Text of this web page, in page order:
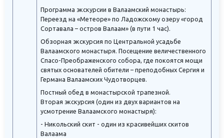
Программа экскурсии в Валаамский монастырь:
Переезд на «Метеоре» по Ладожскому озеру «город
Сортавала – остров Валаам» (в пути 1 час).
Обзорная экскурсия по Центральной усадьбе
Валаамского монастыря. Посещение величественного
Спасо-Преображенского собора, где покоятся мощи
святых основателей обители – преподобных Сергия и
Германа Валаамских Чудотворцев.
Постный обед в монастырской трапезной.
Вторая экскурсия (один из двух вариантов на
усмотрение Валаамского монастыря):
- Никольский скит - один из красивейших скитов
Валаама